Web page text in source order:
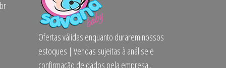
Ofertas válidas enquanto durarem nossos
estoques | Vendas sujeitas à análise e
confirmação de dados pela empresa..